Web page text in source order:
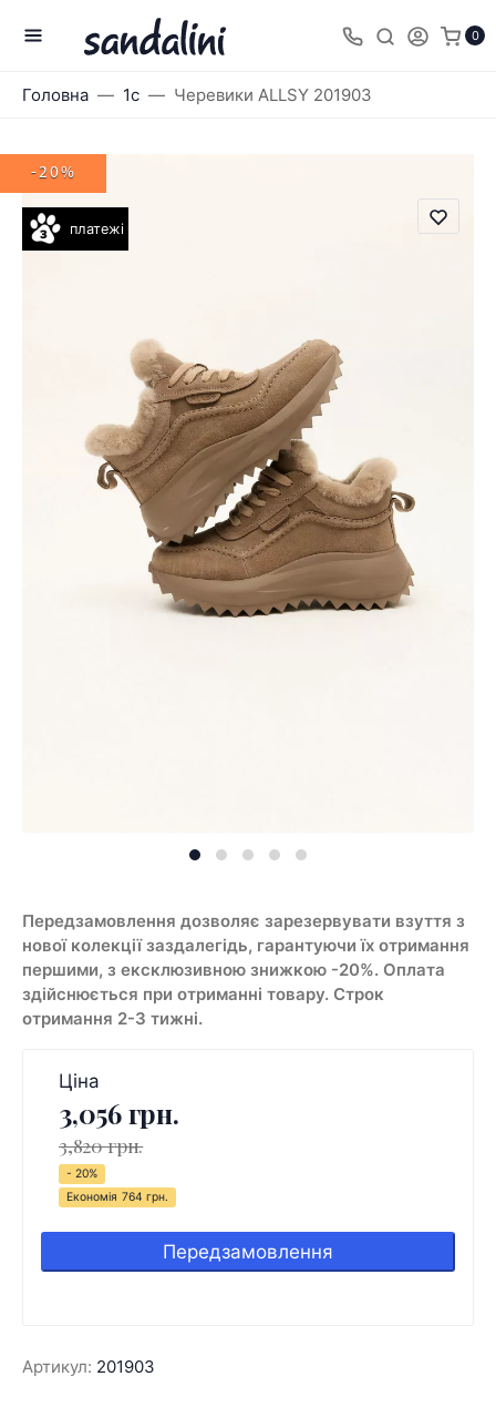
0
Головна 1с Черевики ALLSY 201903
платежі
-20%
Передзамовлення дозволяє зарезервувати взуття з
нової колекції заздалегідь, гарантуючи їх отримання
першими, з ексклюзивною знижкою -20%. Оплата
здійснюється при отриманні товару. Строк
отримання 2-3 тижні.
Ціна
3,056 грн.
3,820 грн.
- 20%
Економія 764 грн.
Передзамовлення
Артикул: 201903